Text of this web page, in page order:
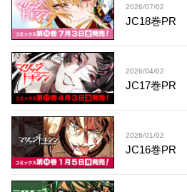
2026/07/02
JC18巻PR
2026/04/02
JC17巻PR
2026/01/02
JC16巻PR